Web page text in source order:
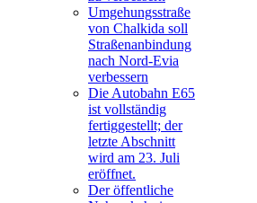
Umgehungsstraße
von Chalkida soll
Straßenanbindung
nach Nord-Evia
verbessern
Die Autobahn E65
ist vollständig
fertiggestellt; der
letzte Abschnitt
wird am 23. Juli
eröffnet.
Der öffentliche